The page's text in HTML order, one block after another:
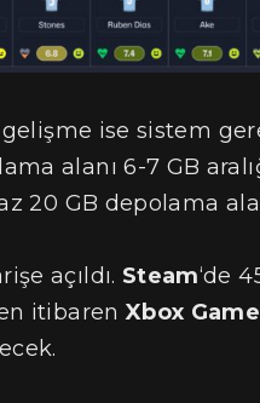
ise sistem
alanı 6-7 GB
20 GB depolama
açıldı. Steam‘de
itibarenXbox